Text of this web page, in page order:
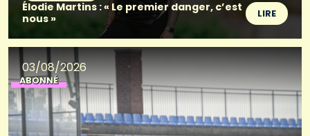
Élodie Martins : « Le premier danger, c’est
nous »
LIRE
03/08/2026
ABONNÉ